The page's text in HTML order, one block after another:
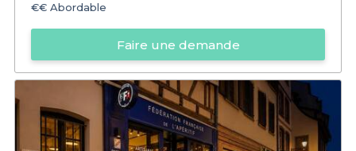
€€ Abordable
Faire une demande